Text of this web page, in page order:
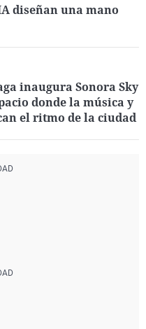
diseñan una mano
inaugura Sonora Sky
donde la música y
el ritmo de la ciudad